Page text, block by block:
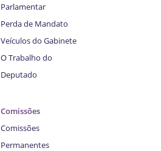
Parlamentar
Perda de Mandato
Veículos do Gabinete
O Trabalho do
Deputado
Comissões
Comissões
Permanentes